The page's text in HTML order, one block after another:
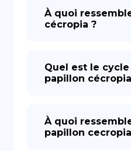
À quoi
cécropia ?
Quel est le
papillon
À quoi
papillon